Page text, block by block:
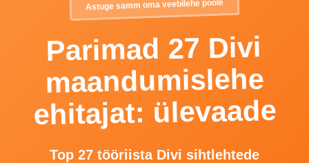
Astuge samm oma veebilehe poole
Parimad 27 Divi
maandumislehe
ehitajat: ülevaade
Top 27 tööriista Divi sihtlehtede